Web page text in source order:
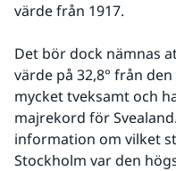
värde från 1917.
Det bör dock nämnas
värde på 32,8° från
mycket tveksamt och
majrekord för
information om vilket
Stockholm var den